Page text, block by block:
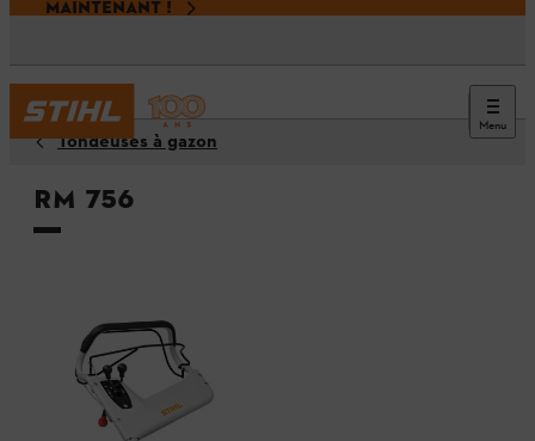
MAINTENANT !
Menu
Tondeuses à gazon
RM 756